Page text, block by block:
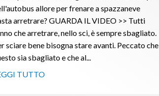
allore per frenare a spazzaneve
arretrare? GUARDA IL VIDEO >> Tutti
che arretrare, nello sci, è sempre sbagliato.
sciare bene bisogna stare avanti. Peccato che
sia sbagliato e che al...
TUTTO